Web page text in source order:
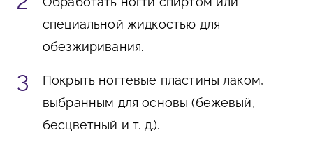
специальной жидкостью для
обезжиривания.
Покрыть ногтевые пластины лаком,
выбранным для основы (бежевый,
бесцветный и т. д.).